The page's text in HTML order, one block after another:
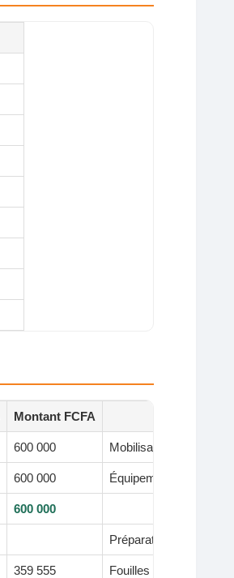
Montant FCFA
600 000 Mobilisation, location
600 000 Équipement
600 000
Préparation des
359 555 Fouilles destinées aux